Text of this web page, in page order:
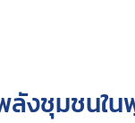
ลังชุมชนใ